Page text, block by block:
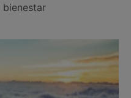
bienestar